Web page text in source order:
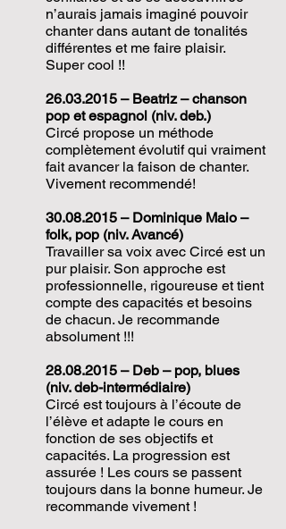
n’aurais jamais imaginé pouvoir
chanter dans autant de tonalités
différentes et me faire plaisir.
Super cool !!
26.03.2015 – Beatriz – chanson
pop et espagnol (niv. deb.)
Circé propose un méthode
complètement évolutif qui vraiment
fait avancer la faison de chanter.
Vivement recommendé!
30.08.2015 – Dominique Maio –
folk, pop (niv. Avancé)
Travailler sa voix avec Circé est un
pur plaisir. Son approche est
professionnelle, rigoureuse et tient
compte des capacités et besoins
de chacun. Je recommande
absolument !!!
28.08.2015 – Deb – pop, blues
(niv. deb-intermédiaire)
Circé est toujours à l’écoute de
l’élève et adapte le cours en
fonction de ses objectifs et
capacités. La progression est
assurée ! Les cours se passent
toujours dans la bonne humeur. Je
recommande vivement !